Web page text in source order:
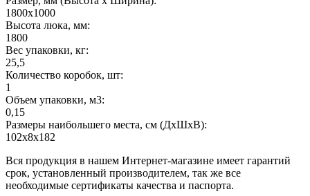
1800х1000
Высота люка, мм:
1800
Вес упаковки, кг:
25,5
Количество коробок, шт:
1
Объем упаковки, м3:
0,15
Размеры наибольшего места, см (ДхШхВ):
102х8х182
Вся продукция в нашем Интернет-магазине имеет гарантий
срок, установленный производителем, так же все
необходимые сертификаты качества и паспорта.